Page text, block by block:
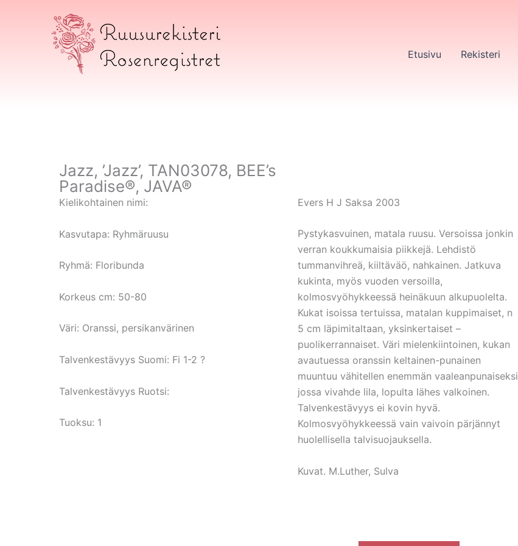
Etusivu Rekisteri
Jazz, ’Jazz’, TAN03078, BEE’s
Paradise®, JAVA®
Kielikohtainen nimi:
Kasvutapa: Ryhmäruusu
Ryhmä: Floribunda
Korkeus cm: 50-80
Väri: Oranssi, persikanvärinen
Talvenkestävyys Suomi: Fi 1-2 ?
Talvenkestävyys Ruotsi:
Tuoksu: 1
Evers H J Saksa 2003
Pystykasvuinen, matala ruusu. Versoissa jonkin
verran koukkumaisia piikkejä. Lehdistö
tummanvihreä, kiiltäväö, nahkainen. Jatkuva
kukinta, myös vuoden versoilla,
kolmosvyöhykkeessä heinäkuun alkupuolelta.
Kukat isoissa tertuissa, matalan kuppimaiset, n
5 cm läpimitaltaan, yksinkertaiset –
puolikerrannaiset. Väri mielenkiintoinen, kukan
avautuessa oranssin keltainen-punainen
muuntuu vähitellen enemmän vaaleanpunaiseksi
jossa vivahde lila, lopulta lähes valkoinen.
Talvenkestävyys ei kovin hyvä.
Kolmosvyöhykkeessä vain vaivoin pärjännyt
huolellisella talvisuojauksella.
Kuvat. M.Luther, Sulva